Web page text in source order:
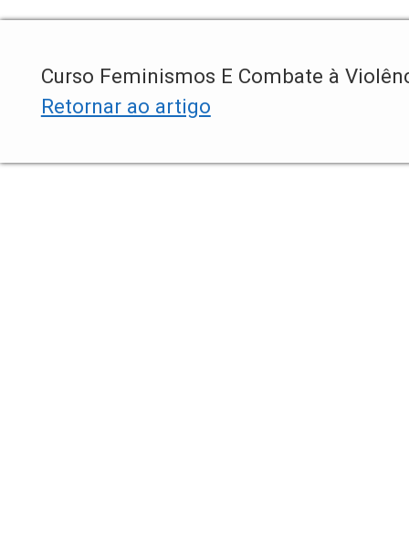
Curso Feminismos E Combate à
Retornar ao artigo